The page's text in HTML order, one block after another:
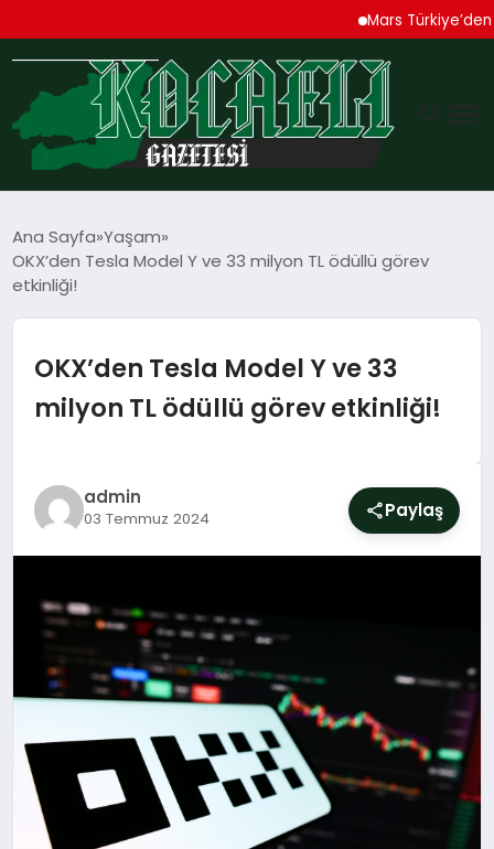
Mars Türkiye’den
TEKNOLOJI
SIYASET
YAŞAM
DÜNYA
SAĞLIK
Ana Sayfa Yaşam
OKX’den Tesla Model Y ve 33 milyon TL ödüllü görev
etkinliği!
OKX’den Tesla Model Y ve 33
milyon TL ödüllü görev etkinliği!
admin
03 Temmuz 2024 Paylaş